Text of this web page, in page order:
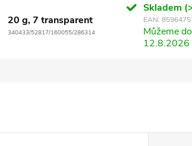
20 g, 7 transparent
340433/52817/160055/286314
Skladem
EAN:
Můžeme
12.8.2026